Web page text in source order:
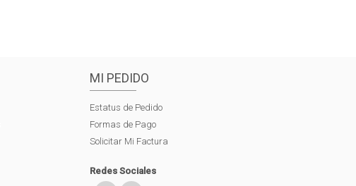
MI PEDIDO
Estatus de Pedido
Formas de Pago
Solicitar Mi Factura
Redes Sociales